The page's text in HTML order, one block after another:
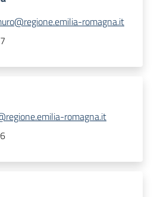
romagna.it
romagna.it